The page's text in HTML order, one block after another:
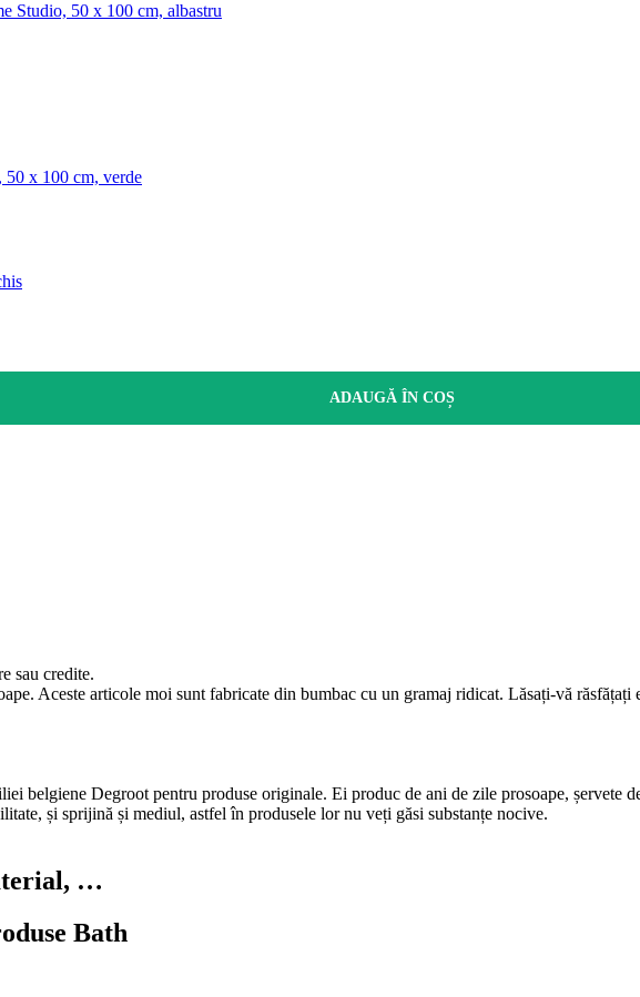
Studio, 50 x 100 cm, albastru
50 x 100 cm, verde
ADAUGĂ ÎN COȘ
sau credite.
Aceste articole moi sunt fabricate din bumbac cu un gramaj ridicat. Lăsați-vă
belgiene Degroot pentru produse originale. Ei produc de ani de zile prosoape, șervete
și sprijină și mediul, astfel în produsele lor nu veți găsi substanțe nocive.
…
Bath